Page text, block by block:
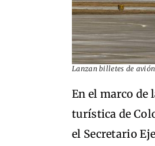
Lanzan billetes de
En el marco de
turística de
el Secretario